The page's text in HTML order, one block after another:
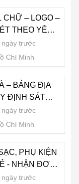
CHỮ – LOGO –
THEO YÊU
909
ngày trước
Chí Minh
– BẢNG ĐỊA
ĐỊNH SÁT
- LH 0775 007
ngày trước
Chí Minh
PHỤ KIỆN
- NHẬN ĐƠN
007 909
ngày trước